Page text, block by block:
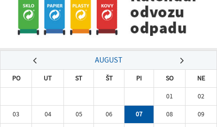
AUGUST
PO UT ST ŠT PI SO
NE
01
02
03
04 05 06 07 08
09